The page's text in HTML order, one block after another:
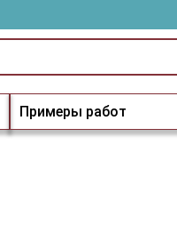
Примеры работ